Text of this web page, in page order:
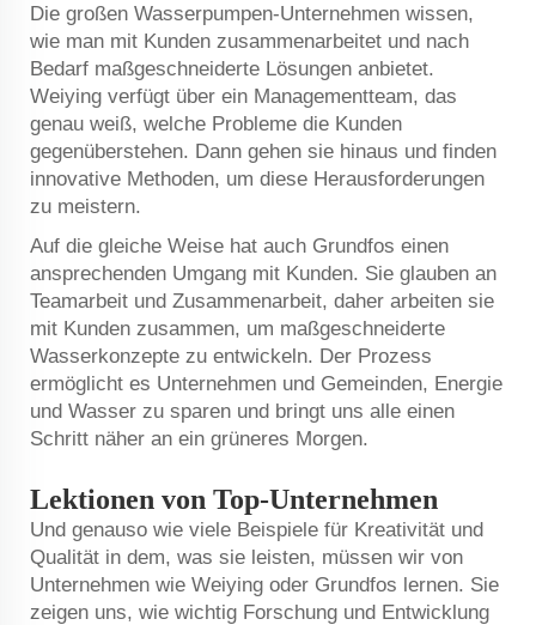
Die großen Wasserpumpen-Unternehmen wissen,
wie man mit Kunden zusammenarbeitet und nach
Bedarf maßgeschneiderte Lösungen anbietet.
Weiying verfügt über ein Managementteam, das
genau weiß, welche Probleme die Kunden
gegenüberstehen. Dann gehen sie hinaus und finden
innovative Methoden, um diese Herausforderungen
zu meistern.
Auf die gleiche Weise hat auch Grundfos einen
ansprechenden Umgang mit Kunden. Sie glauben an
Teamarbeit und Zusammenarbeit, daher arbeiten sie
mit Kunden zusammen, um maßgeschneiderte
Wasserkonzepte zu entwickeln. Der Prozess
ermöglicht es Unternehmen und Gemeinden, Energie
und Wasser zu sparen und bringt uns alle einen
Schritt näher an ein grüneres Morgen.
Lektionen von Top-Unternehmen
Und genauso wie viele Beispiele für Kreativität und
Qualität in dem, was sie leisten, müssen wir von
Unternehmen wie Weiying oder Grundfos lernen. Sie
zeigen uns, wie wichtig Forschung und Entwicklung